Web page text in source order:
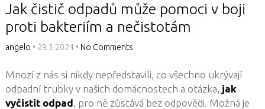
Jak čistič odpadů může pomoci v boji
proti bakteriím a nečistotám
angelo • 29.3.2024 • No Comments
Mnozí z nás si nikdy nepředstavili, co všechno ukrývají
odpadní trubky v našich domácnostech a otázka, jak
vyčistit odpad, pro ně zůstává bez odpovědi. Možná je